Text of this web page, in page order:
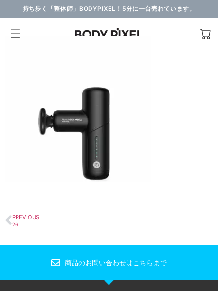
持ち歩く「整体師」BODYPIXEL！5分に一台売れています。
PREVIOUS
26
商品のお問い合わせはこちらまで